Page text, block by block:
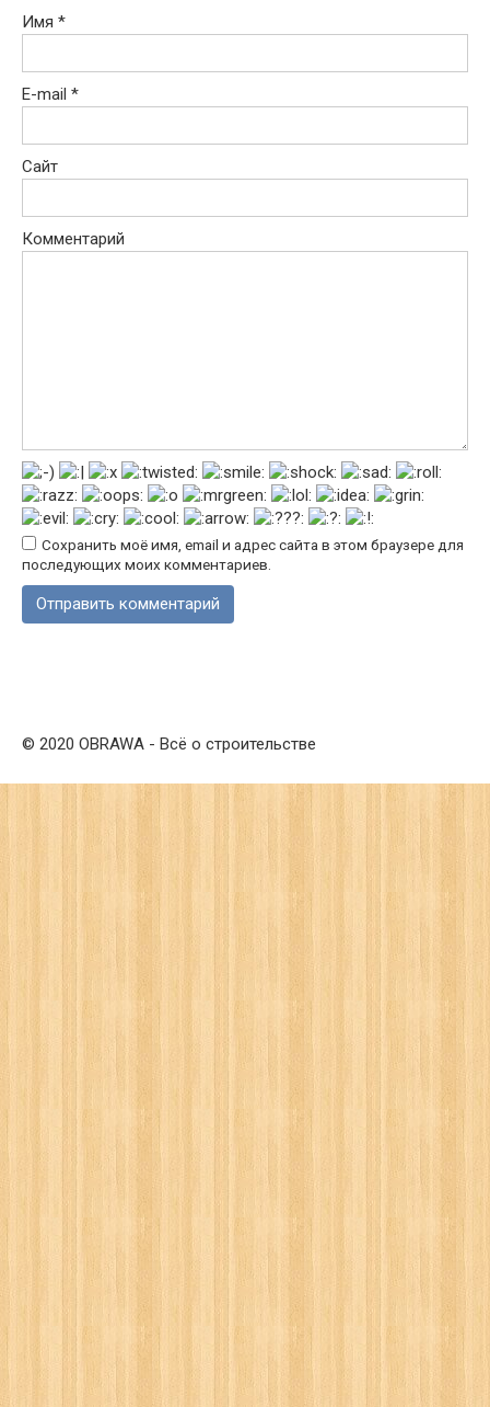
Имя *
E-mail *
Сайт
Комментарий
Сохранить моё имя, email и адрес сайта в этом браузере для
последующих моих комментариев.
© 2020 OBRAWA - Всё о строительстве